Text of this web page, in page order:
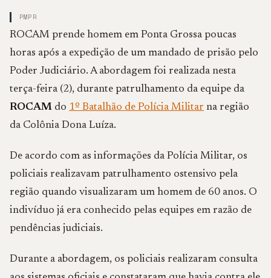
PMPR
ROCAM prende homem em Ponta Grossa poucas
horas após a expedição de um mandado de prisão pelo
Poder Judiciário. A abordagem foi realizada nesta
terça-feira (2), durante patrulhamento da equipe da
ROCAM do 1º Batalhão de Polícia Militar na região
da Colônia Dona Luíza.
De acordo com as informações da Polícia Militar, os
policiais realizavam patrulhamento ostensivo pela
região quando visualizaram um homem de 60 anos. O
indivíduo já era conhecido pelas equipes em razão de
pendências judiciais.
Durante a abordagem, os policiais realizaram consulta